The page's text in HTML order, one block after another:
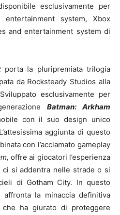
esclusivamente per
entertainment system, Xbox
and entertainment system di
porta la pluripremiata trilogia
da Rocksteady Studios alla
esclusivamente per
Batman: Arkham
con il suo design unico
aggiunta di questo
con l’acclamato gameplay
offre ai giocatori l’esperienza
ci si addentra nelle strade o si
di Gotham City. In questo
affronta la minaccia definitiva
ha giurato di proteggere